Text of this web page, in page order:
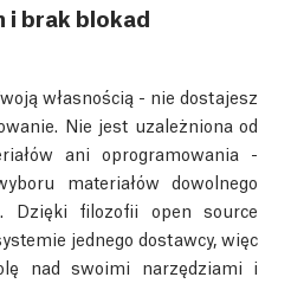
i brak blokad
własnością - nie dostajesz
Nie jest uzależniona od
ani oprogramowania -
materiałów dowolnego
Dzięki filozofii open source
jednego dostawcy, więc
nad swoimi narzędziami i